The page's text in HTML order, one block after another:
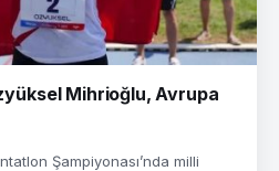
Mihrioğlu, Avrupa
Şampiyonası’nda milli